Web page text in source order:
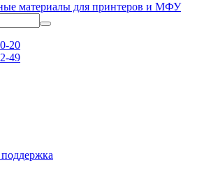
материалы для принтеров и МФУ
20
49